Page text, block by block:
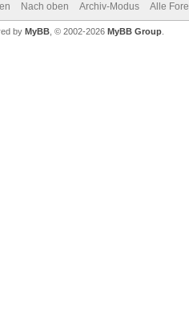
Nach oben Archiv-Modus Alle
by MyBB , © 2002-2026 MyBB Group